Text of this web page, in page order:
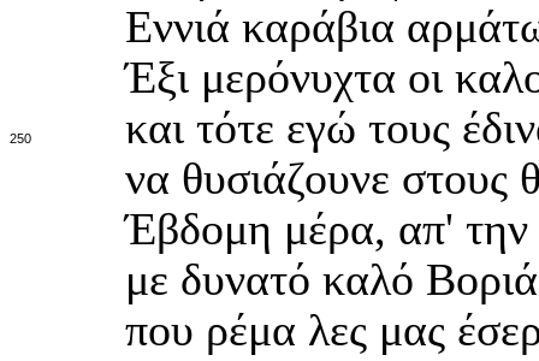
Εννιά καράβια
Έξι μερόνυχτα οι
250
και τότε εγώ τους
να θυσιάζουνε στους
Έβδομη μέρα, απ' την
με δυνατό καλό
που ρέμα λες μας